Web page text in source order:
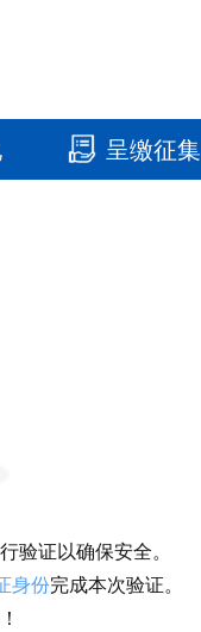
呈缴征集
验证以确保安全。
身份完成本次验证。